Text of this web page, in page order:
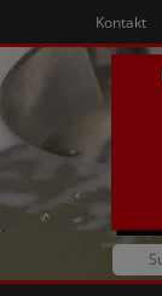
Kontakt